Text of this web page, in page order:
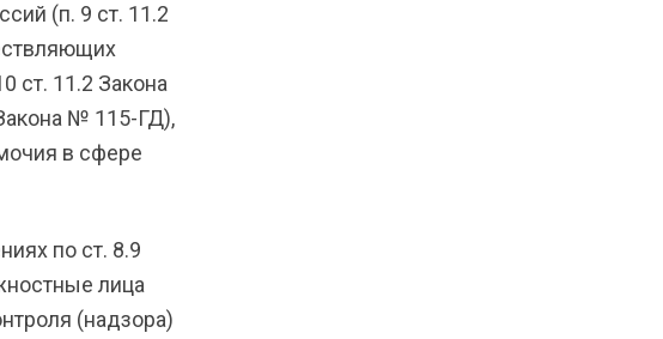
(п. 9 ст. 11.2
ст. 11.2 Закона
№ 115-ГД),
в сфере
по ст. 8.9
лица
(надзора)